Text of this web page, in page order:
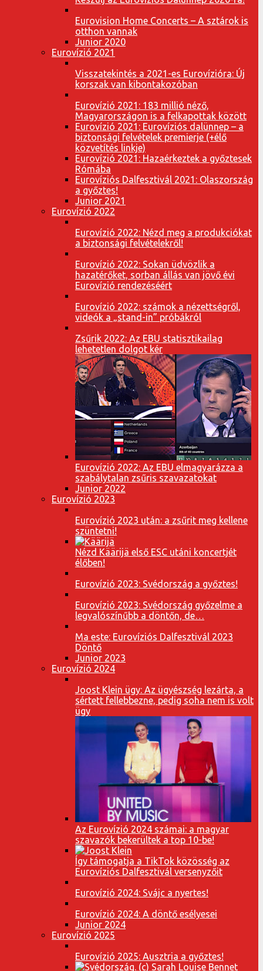
Eurovision Home Concerts – A sztárok is
otthon vannak
Junior 2020
Eurovízió 2021
Visszatekintés a 2021-es Eurovízióra: Új
korszak van kibontakozóban
Eurovízió 2021: 183 millió néző,
Magyarországon is a felkapottak között
Eurovízió 2021: Eurovíziós dalünnep – a
biztonsági felvételek premierje (+élő
közvetítés linkje)
Eurovízió 2021: Hazaérkeztek a győztesek
Rómába
Eurovíziós Dalfesztivál 2021: Olaszország
a győztes!
Junior 2021
Eurovízió 2022
Eurovízió 2022: Nézd meg a produkciókat
a biztonsági felvételekről!
Eurovízió 2022: Sokan üdvözlik a
hazatérőket, sorban állás van jövő évi
Eurovízió rendezéséért
Eurovízió 2022: számok a nézettségről,
videók a „stand-in” próbákról
Zsűrik 2022: Az EBU statisztikailag
lehetetlen dolgot kér
Eurovízió 2022: Az EBU elmagyarázza a
szabálytalan zsűris szavazatokat
Junior 2022
Eurovízió 2023
Eurovízió 2023 után: a zsűrit meg kellene
szüntetni!
Nézd Käärijä első ESC utáni koncertjét
élőben!
Eurovízió 2023: Svédország a győztes!
Eurovízió 2023: Svédország győzelme a
legvalószínűbb a döntőn, de…
Ma este: Eurovíziós Dalfesztivál 2023
Döntő
Junior 2023
Eurovízió 2024
Joost Klein ügy: Az ügyészség lezárta, a
sértett fellebbezne, pedig soha nem is volt
ügy
Az Eurovízió 2024 számai: a magyar
szavazók bekerültek a top 10-be!
Így támogatja a TikTok közösség az
Eurovíziós Dalfesztivál versenyzőit
Eurovízió 2024: Svájc a nyertes!
Eurovízió 2024: A döntő esélyesei
Junior 2024
Eurovízió 2025
Eurovízió 2025: Ausztria a győztes!